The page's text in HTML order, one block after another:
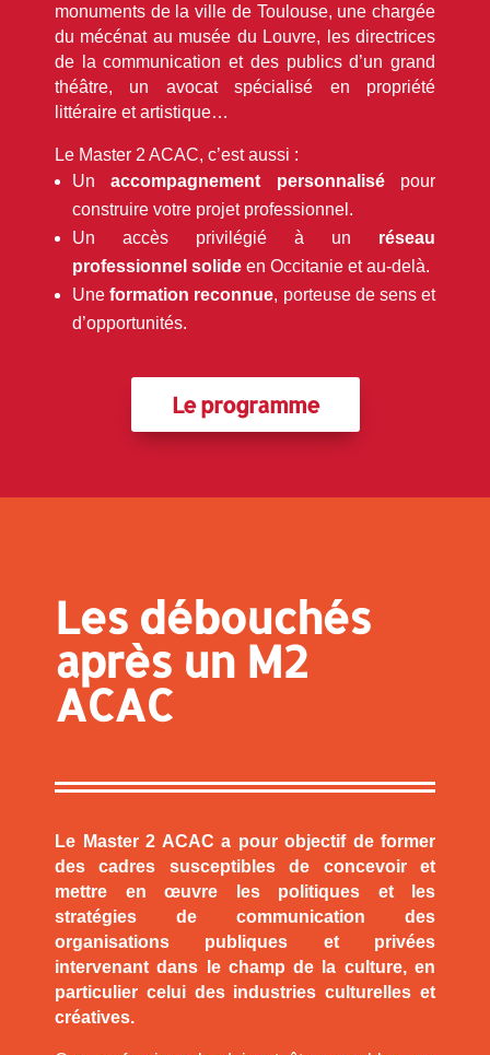
monuments de la ville de Toulouse, une chargée
du mécénat au musée du Louvre, les directrices
de la communication et des publics d’un grand
théâtre, un avocat spécialisé en propriété
littéraire et artistique…
Le Master 2 ACAC, c’est aussi :
Unaccompagnement personnalisépour
construire votre projet professionnel.
Un accès privilégié à un réseau
professionnel solide en Occitanie et au-delà.
Uneformation reconnue, porteuse de sens et
d’opportunités.
Le programme
Les débouchés
après un M2
ACAC
Le Master 2 ACAC a pour objectif de former
des cadres susceptibles de concevoir et
mettre en œuvre les politiques et les
stratégies de communication des
organisations publiques et privées
intervenant dans le champ de la culture, en
particulier celui des industries culturelles et
créatives.